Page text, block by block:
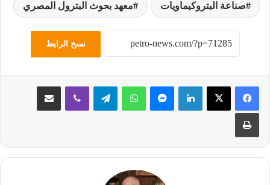
صناعة البتروكيماويات معهد بحوث البترول المصري
نسخ الرابط
لينكدإن ماسنجر واتساب تيلقرام ڤايبر مشاركة عبر البريد
طباعة